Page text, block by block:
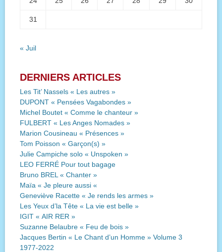
31
« Juil
DERNIERS ARTICLES
Les Tit’ Nassels « Les autres »
DUPONT « Pensées Vagabondes »
Michel Boutet « Comme le chanteur »
FULBERT « Les Anges Nomades »
Marion Cousineau « Présences »
Tom Poisson « Garçon(s) »
Julie Campiche solo « Unspoken »
LEO FERRÉ Pour tout bagage
Bruno BREL « Chanter »
Maïa « Je pleure aussi «
Geneviève Racette « Je rends les armes »
Les Yeux d’la Tête « La vie est belle »
IGIT « AIR RER »
Suzanne Belaubre « Feu de bois »
Jacques Bertin « Le Chant d’un Homme » Volume 3
1977-2022